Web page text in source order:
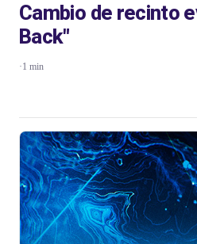
Cambio de recinto
Back"
·1 min